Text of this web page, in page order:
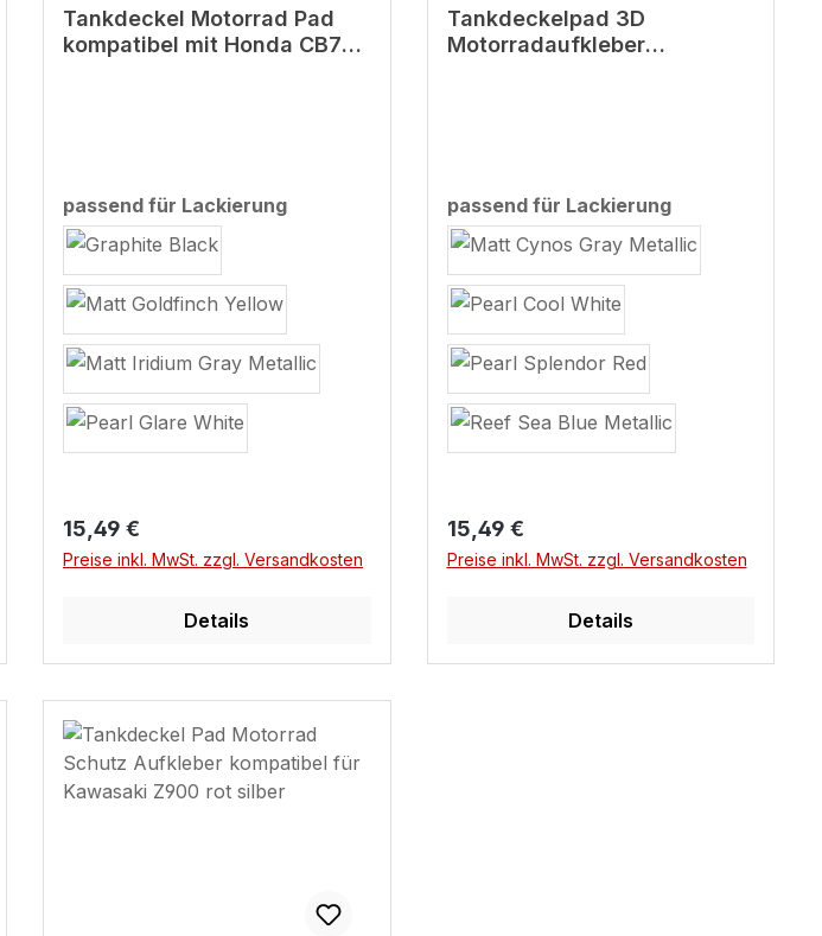
Tankdeckel Motorrad Pad
kompatibel mit Honda CB750
passend für Lackierungauswählen
Regulärer Preis:
15,49 €
Preise inkl. MwSt. zzgl. Versandkosten
Details
Tankdeckelpad 3D
Motorradaufkleber
passend für Lackierungauswählen
Regulärer Preis:
15,49 €
Preise inkl. MwSt. zzgl. Versandkosten
Details